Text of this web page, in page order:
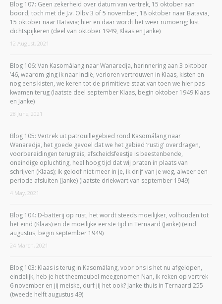
Blog 107: Geen zekerheid over datum van vertrek, 15 oktober aan
boord, toch met de J.v. Olbv 3 of 5 november, 18 oktober naar Batavia,
15 oktober naar Batavia; hier en daar wordt het weer rumoerig; kist
dichtspijkeren (deel van oktober 1949, Klaas en Janke)
12 August, 2021
Blog 106: Van Kasomálang naar Wanaredja, herinnering aan 3 oktober
’46, waarom ging ik naar Indië, verloren vertrouwen in Klaas, kisten en
nog eens kisten, we keren tot de primitieve staat van toen we hier pas
kwamen terug (laatste deel september Klaas, begin oktober 1949 Klaas
en Janke)
28 June, 2021
Blog 105: Vertrek uit patrouillegebied rond Kasomálang naar
Wanaredja, het goede gevoel dat we het gebied ‘rustig’ overdragen,
voorbereidingen terugreis, afscheidsfeestje is beestenbende,
oneindige opluchting, heel hoog tijd dat wij praten in plaats van
schrijven (Klaas); ik geloof niet meer in je, ik drijf van je weg, alweer een
periode afsluiten (Janke) (laatste driekwart van september 1949)
4 May, 2021
Blog 104: D-batterij op rust, het wordt steeds moeilijker, volhouden tot
het eind (Klaas) en de moeilijke eerste tijd in Ternaard (Janke) (eind
augustus, begin september 1949)
24 March, 2021
Blog 103: Klaas is terug in Kasomálang, voor ons is het nu afgelopen,
eindelijk, heb je het theemeubel meegenomen Nan, ik reken op vertrek
6 november en jij meiske, durf jij het ook? Janke thuis in Ternaard 255
(tweede helft augustus 49)